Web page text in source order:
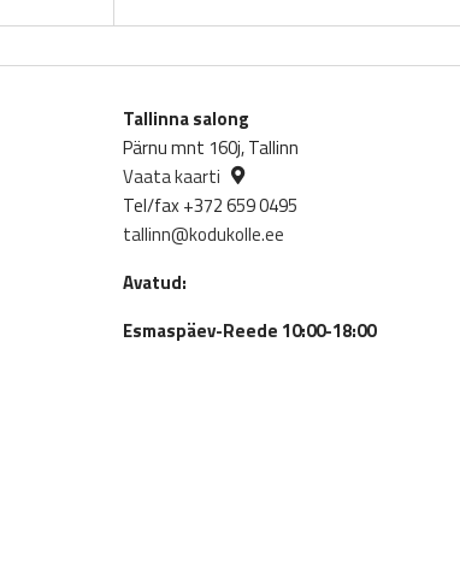
price
was:
Tallinna salong
Pärnu mnt 160j, Tallinn
Vaata kaarti
Tel/fax +372 659 0495
tallinn@kodukolle.ee
Avatud:
Esmaspäev-Reede 10:00-18:00